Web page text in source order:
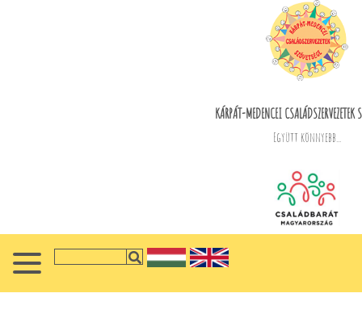
KÁRPÁT-MEDENCEI CSALÁDSZERVEZETEK
Együtt könnyebb...